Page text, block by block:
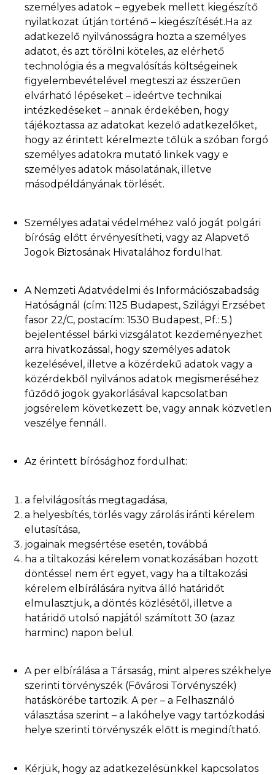
személyes adatok – egyebek mellett kiegészítő
nyilatkozat útján történő – kiegészítését.Ha az
adatkezelő nyilvánosságra hozta a személyes
adatot, és azt törölni köteles, az elérhető
technológia és a megvalósítás költségeinek
figyelembevételével megteszi az ésszerűen
elvárható lépéseket – ideértve technikai
intézkedéseket – annak érdekében, hogy
tájékoztassa az adatokat kezelő adatkezelőket,
hogy az érintett kérelmezte tőlük a szóban forgó
személyes adatokra mutató linkek vagy e
személyes adatok másolatának, illetve
másodpéldányának törlését.
Személyes adatai védelméhez való jogát polgári
bíróság előtt érvényesítheti, vagy az Alapvető
Jogok Biztosának Hivatalához fordulhat.
A Nemzeti Adatvédelmi és Információszabadság
Hatóságnál (cím: 1125 Budapest, Szilágyi Erzsébet
fasor 22/C, postacím: 1530 Budapest, Pf.: 5.)
bejelentéssel bárki vizsgálatot kezdeményezhet
arra hivatkozással, hogy személyes adatok
kezelésével, illetve a közérdekű adatok vagy a
közérdekből nyilvános adatok megismeréséhez
fűződő jogok gyakorlásával kapcsolatban
jogsérelem következett be, vagy annak közvetlen
veszélye fennáll.
Az érintett bírósághoz fordulhat:
a felvilágosítás megtagadása,
a helyesbítés, törlés vagy zárolás iránti kérelem
elutasítása,
jogainak megsértése esetén, továbbá
ha a tiltakozási kérelem vonatkozásában hozott
döntéssel nem ért egyet, vagy ha a tiltakozási
kérelem elbírálására nyitva álló határidőt
elmulasztjuk, a döntés közlésétől, illetve a
határidő utolsó napjától számított 30 (azaz
harminc) napon belül.
A per elbírálása a Társaság, mint alperes székhelye
szerinti törvényszék (Fővárosi Törvényszék)
hatáskörébe tartozik. A per – a Felhasználó
választása szerint – a lakóhelye vagy tartózkodási
helye szerinti törvényszék előtt is megindítható.
Kérjük, hogy az adatkezelésünkkel kapcsolatos